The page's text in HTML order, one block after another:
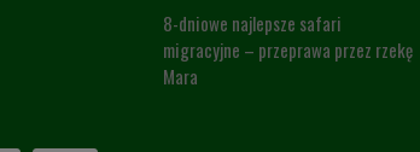
8-dniowe najlepsze safari
migracyjne – przeprawa przez rzekę
Mara